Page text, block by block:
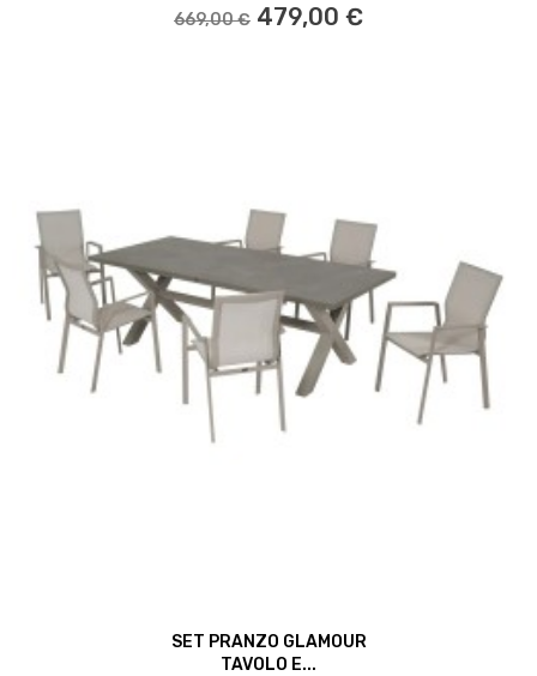
669,00 € 479,00 €
SET PRANZO GLAMOUR
TAVOLO E...